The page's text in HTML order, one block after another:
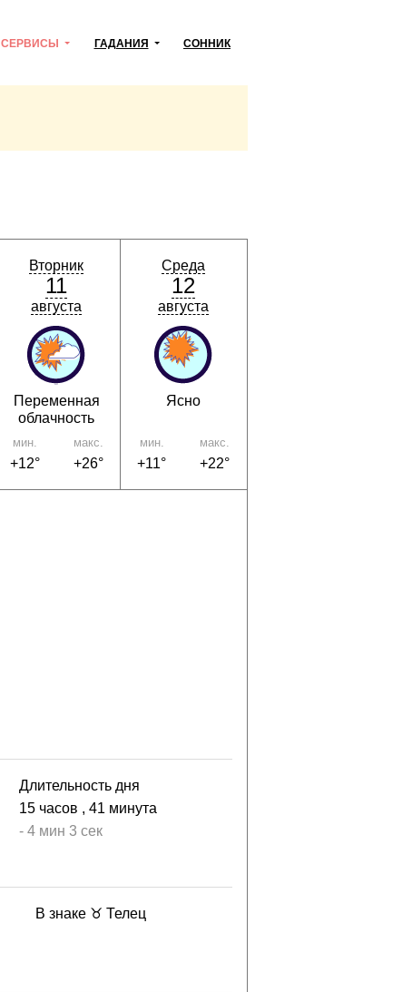
СЕРВИСЫ ГАДАНИЯ СОННИК
Вторник
11
августа
Переменная
облачность
мин.
+12°
макс.
+26°
Среда
12
августа
Ясно
мин.
+11°
макс.
+22°
Длительность дня
15 часов , 41 минута
- 4 мин 3 сек
В знаке ♉ Телец